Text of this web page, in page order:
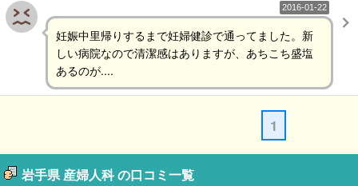
2016-01-22
妊娠中里帰りするまで妊婦健診で通ってました。新
しい病院なので清潔感はありますが、あちこち盛塩
あるのが....
1
岩手県 産婦人科 の口コミ一覧